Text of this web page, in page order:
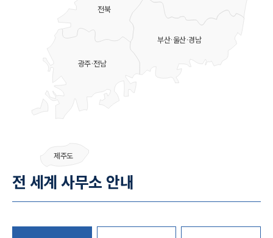
그룹소개
대륜의 강점
오시는 길
고객의 소리
부산·울산·경남
전북
광주·전남
제주도
전 세계 사무소 안내